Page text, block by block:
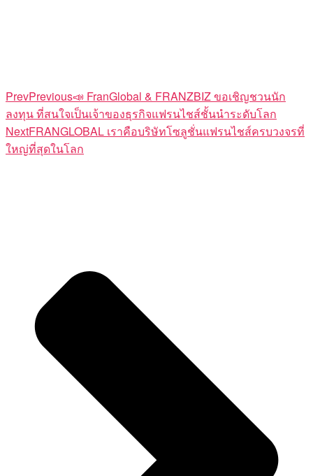
PrevPrevious📣 FranGlobal & FRANZBIZ ขอเชิญชวนนัก
ลงทุน ที่สนใจเป็นเจ้าของธุรกิจแฟรนไชส์ชั้นนำระดับโลก
NextFRANGLOBAL เราคือบริษัทโซลูชั่นแฟรนไชส์ครบวงจรที่
ใหญ่ที่สุดในโลก